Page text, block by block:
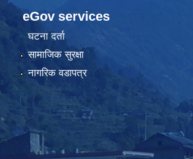
eGov services
घटना दर्ता
सामाजिक सुरक्षा
नागरिक वडापत्र